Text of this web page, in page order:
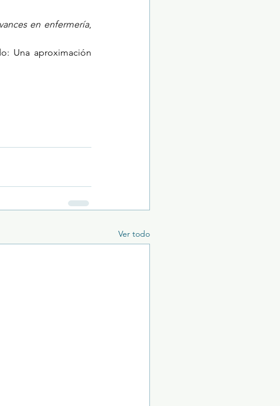
en enfermería
Una aproximación
Ver todo